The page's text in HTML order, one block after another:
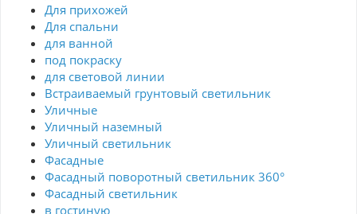
Для прихожей
Для спальни
для ванной
под покраску
для световой линии
Встраиваемый грунтовый светильник
Уличные
Уличный наземный
Уличный светильник
Фасадные
Фасадный поворотный светильник 360°
Фасадный светильник
в гостиную